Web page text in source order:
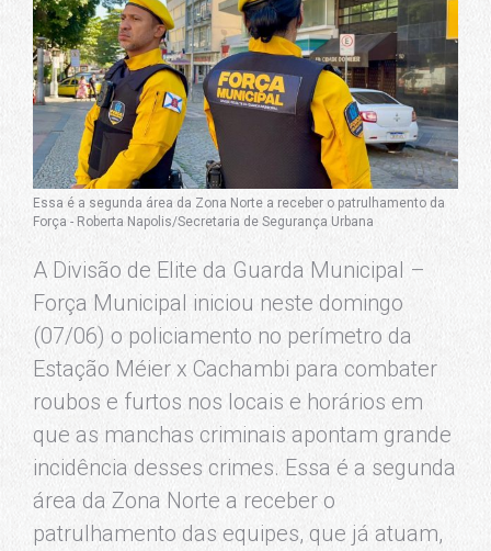
Essa é a segunda área da Zona Norte a receber o patrulhamento da
Força - Roberta Napolis/Secretaria de Segurança Urbana
A Divisão de Elite da Guarda Municipal –
Força Municipal iniciou neste domingo
(07/06) o policiamento no perímetro da
Estação Méier x Cachambi para combater
roubos e furtos nos locais e horários em
que as manchas criminais apontam grande
incidência desses crimes. Essa é a segunda
área da Zona Norte a receber o
patrulhamento das equipes, que já atuam,